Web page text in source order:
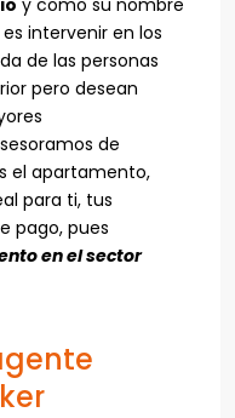
y como su nombre
intervenir en los
de las personas
pero desean
de
el apartamento,
para ti, tus
pago, pues
en el sector